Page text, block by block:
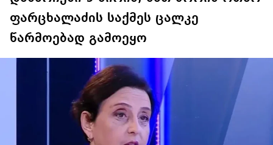
ფარცხალაძის საქმეს ცალკე
წარმოებად გამოეყო